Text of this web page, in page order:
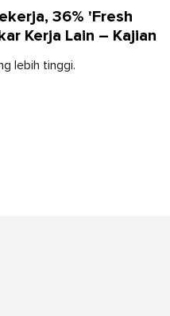
36% 'Fresh
Kerja Lain – Kajian
lebih tinggi.